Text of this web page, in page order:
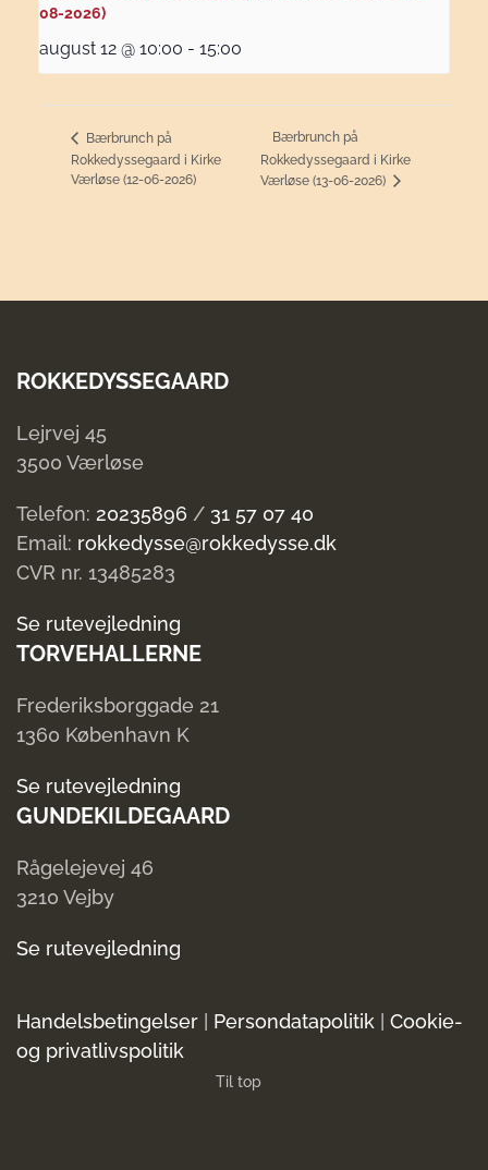
08-2026)
august 12 @ 10:00 - 15:00
Bærbrunch på
Rokkedyssegaard i Kirke
Værløse (12-06-2026)
Bærbrunch på
Rokkedyssegaard i Kirke
Værløse (13-06-2026)
ROKKEDYSSEGAARD
Lejrvej 45
3500 Værløse
Telefon: 20235896 / 31 57 07 40
Email: rokkedysse@rokkedysse.dk
CVR nr. 13485283
Se rutevejledning
TORVEHALLERNE
Frederiksborggade 21
1360 København K
Se rutevejledning
GUNDEKILDEGAARD
Rågelejevej 46
3210 Vejby
Se rutevejledning
Handelsbetingelser | Persondatapolitik | Cookie-
og privatlivspolitik
Til top